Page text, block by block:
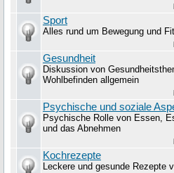
Sport
Alles rund um Bewegung und
Gesundheit
Diskussion von
Wohlbefinden allgemein
Psychische und soziale
Psychische Rolle von Essen,
und das Abnehmen
Kochrezepte
Leckere und gesunde Rezepte